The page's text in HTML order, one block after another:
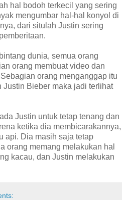
hal bodoh terkecil yang sering
mengumbar hal-hal konyol di
dari situlah Justin sering
dunia, semua orang
orang membuat video dan
orang menganggap itu
Justin Bieber maka jadi terlihat
Justin untuk tetap tenang dan
ketika dia membicarakannya,
api. Dia masih saja tetap
orang memang melakukan hal
kacau, dan Justin melakukan